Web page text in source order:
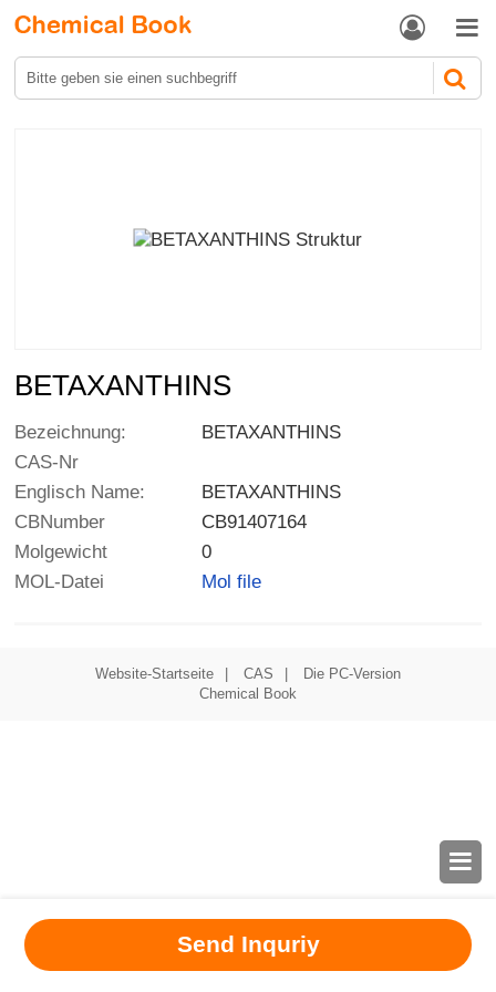

 
BETAXANTHINS
Bezeichnung:
BETAXANTHINS
CAS-Nr
Englisch Name:
BETAXANTHINS
CBNumber
CB91407164
Molgewicht
0
MOL-Datei
Mol file
Send Inquriy
Website-Startseite CAS
Die PC-Version
Chemical Book